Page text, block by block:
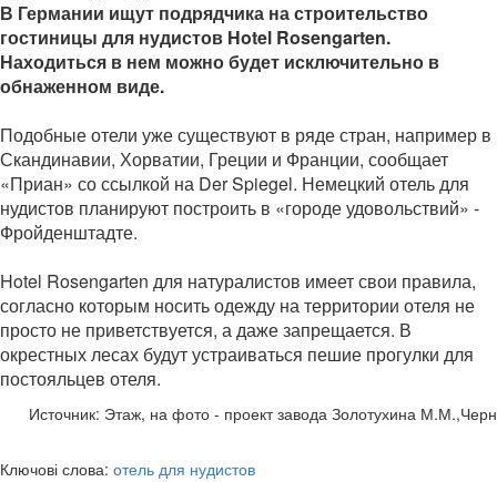
В Германии ищут подрядчика на строительство
гостиницы для нудистов Hotel Rosengarten.
Находиться в нем можно будет исключительно в
обнаженном виде.
Подобные отели уже существуют в ряде стран, например в
Скандинавии, Хорватии, Греции и Франции, сообщает
«Приан» со ссылкой на Der Spiegel. Немецкий отель для
нудистов планируют построить в «городе удовольствий» -
Фройденштадте.
Hotel Rosengarten для натуралистов имеет свои правила,
согласно которым носить одежду на территории отеля не
просто не приветствуется, а даже запрещается. В
окрестных лесах будут устраиваться пешие прогулки для
постояльцев отеля.
Источник: Этаж, на фото - проект завода Золотухина М.М.,Черн
Ключові слова: отель для нудистов